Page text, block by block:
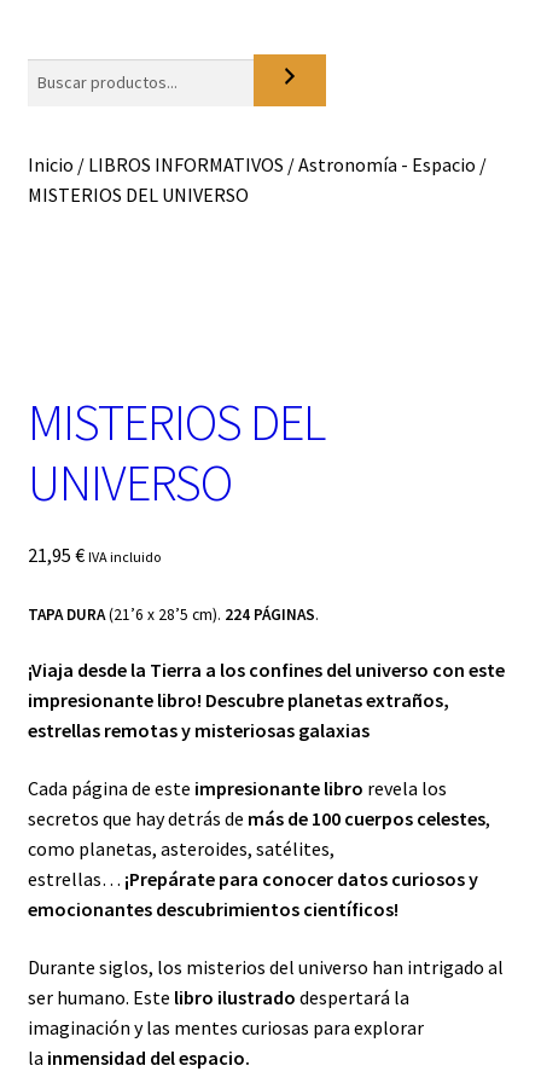
a
c
a
Buscar
Inicio / LIBROS INFORMATIVOS /Astronomía - Espacio /
MISTERIOS DEL UNIVERSO
MISTERIOS DEL
UNIVERSO
21,95 € IVA incluido
TAPA DURA(21’6 x 28’5 cm). 224 PÁGINAS.
¡Viaja desde la Tierra a los confines del universo con este
impresionante libro! Descubre planetas extraños,
estrellas remotas y misteriosas galaxias
Cada página de este impresionante libro revela los
secretos que hay detrás de más de 100 cuerpos celestes,
como planetas, asteroides, satélites,
estrellas… ¡Prepárate para conocer datos curiosos y
emocionantes descubrimientos científicos!
Durante siglos, los misterios del universo han intrigado al
ser humano. Este libro ilustrado despertará la
imaginación y las mentes curiosas para explorar
la inmensidad del espacio.